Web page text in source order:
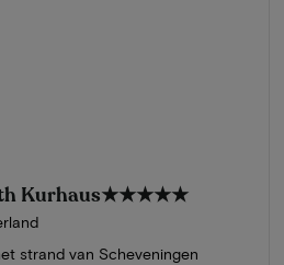
Kurhaus★★★★★
strand van Scheveningen